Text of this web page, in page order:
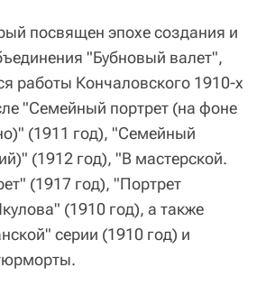
посвящен эпохе создания и
"Бубновый валет",
работы Кончаловского 1910-х
"Семейный портрет (на фоне
(1911 год), "Семейный
(1912 год), "В мастерской.
(1917 год), "Портрет
(1910 год), а также
серии (1910 год) и